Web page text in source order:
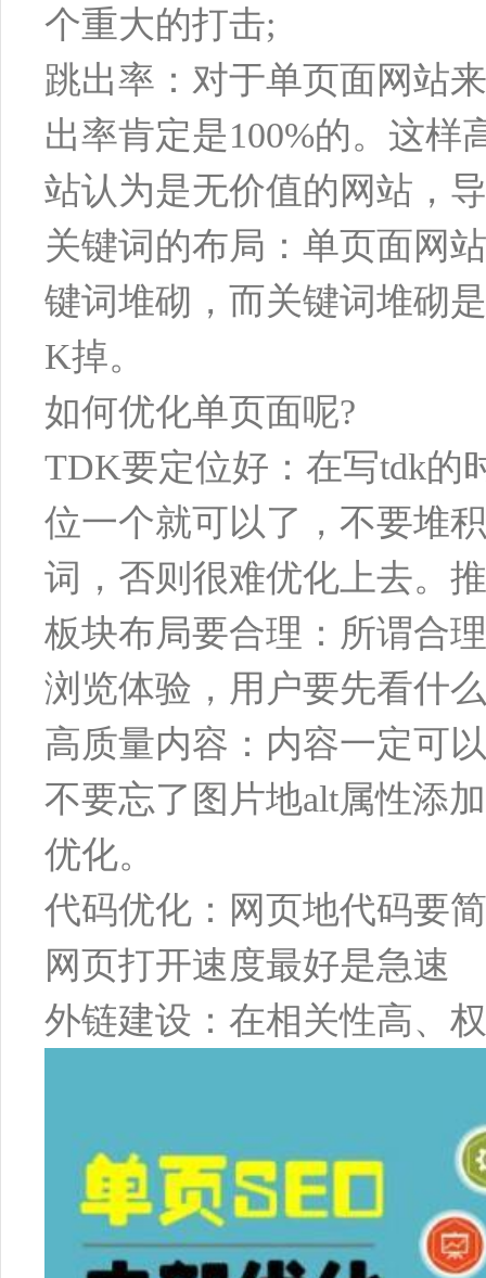
个重大的打击;
跳出率：对于单页面网站
出率肯定是100%的。这
站认为是无价值的网站，
关键词的布局：单页面网
键词堆砌，而关键词堆砌
K掉。
如何优化单页面呢?
TDK要定位好：在写tdk的
位一个就可以了，不要堆
词，否则很难优化上去。
板块布局要合理：所谓合
浏览体验，用户要先看什
高质量内容：内容一定可
不要忘了图片地alt属性添
优化。
代码优化：网页地代码要
网页打开速度最好是急速
外链建设：在相关性高、